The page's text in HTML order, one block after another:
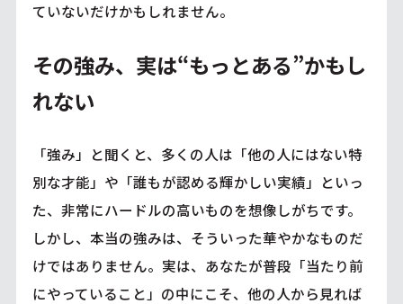
ていないだけかもしれません。
その強み、実は“もっとある”かもし
れない
「強み」と聞くと、多くの人は「他の人にはない特
別な才能」や「誰もが認める輝かしい実績」といっ
た、非常にハードルの高いものを想像しがちです。
しかし、本当の強みは、そういった華やかなものだ
けではありません。実は、あなたが普段「当たり前
にやっていること」の中にこそ、他の人から見れば